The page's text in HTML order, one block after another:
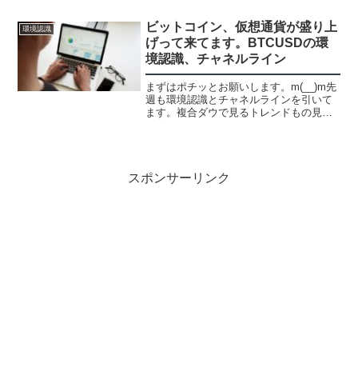
まったのか！？と思ってましたが特別、
訪問者が増えてるわ...
環境認識
ビットコイン、仮想通貨が盛り上
げって来てます。BTCUSDの環
境認識、チャネルライン
まずはポチッとお願いします。m(__)m先
週も環境認識とチャネルラインを引いて
ます。複合ダウで見るトレンドもの見方
スポンサーリンク